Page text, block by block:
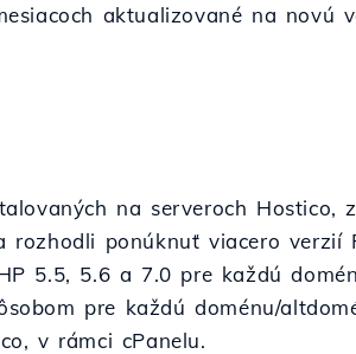
aktualizované na novú
na serveroch Hostico,
rozhodli ponúknuť viacero verzií
5.5, 5.6 a 7.0 pre každú
pre každú doménu/
v rámci cPanelu.